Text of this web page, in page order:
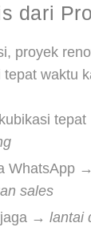
dari
proyek
tepat waktu
WhatsApp →
sales
→ lantai